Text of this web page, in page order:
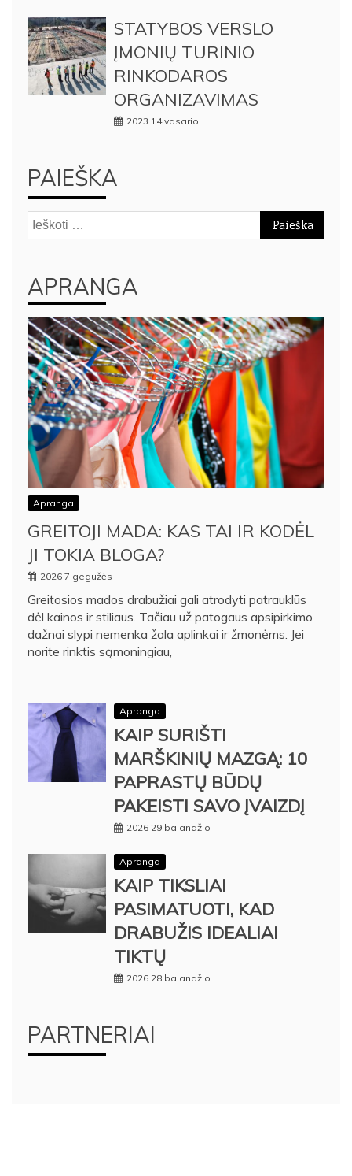
STATYBOS VERSLO
ĮMONIŲ TURINIO
RINKODAROS
ORGANIZAVIMAS
2023 14 vasario
PAIEŠKA
Ieškoti:
APRANGA
Apranga
GREITOJI MADA: KAS TAI IR KODĖL
JI TOKIA BLOGA?
2026 7 gegužės
Greitosios mados drabužiai gali atrodyti patrauklūs
dėl kainos ir stiliaus. Tačiau už patogaus apsipirkimo
dažnai slypi nemenka žala aplinkai ir žmonėms. Jei
norite rinktis sąmoningiau,
Apranga
KAIP SURIŠTI
MARŠKINIŲ MAZGĄ: 10
PAPRASTŲ BŪDŲ
PAKEISTI SAVO ĮVAIZDĮ
2026 29 balandžio
Apranga
KAIP TIKSLIAI
PASIMATUOTI, KAD
DRABUŽIS IDEALIAI
TIKTŲ
2026 28 balandžio
PARTNERIAI